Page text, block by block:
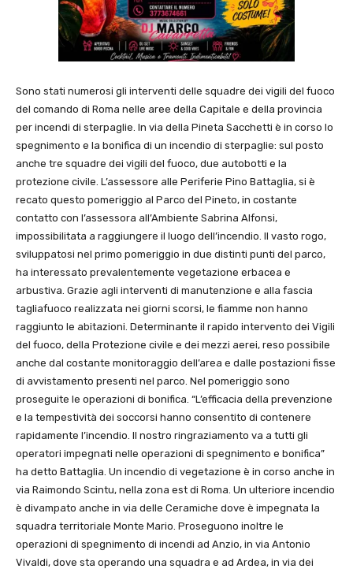
Sono stati numerosi gli interventi delle squadre dei vigili del fuoco
del comando di Roma nelle aree della Capitale e della provincia
per incendi di sterpaglie. In via della Pineta Sacchetti è in corso lo
spegnimento e la bonifica di un incendio di sterpaglie: sul posto
anche tre squadre dei vigili del fuoco, due autobotti e la
protezione civile. L’assessore alle Periferie Pino Battaglia, si è
recato questo pomeriggio al Parco del Pineto, in costante
contatto con l’assessora all’Ambiente Sabrina Alfonsi,
impossibilitata a raggiungere il luogo dell’incendio. Il vasto rogo,
sviluppatosi nel primo pomeriggio in due distinti punti del parco,
ha interessato prevalentemente vegetazione erbacea e
arbustiva. Grazie agli interventi di manutenzione e alla fascia
tagliafuoco realizzata nei giorni scorsi, le fiamme non hanno
raggiunto le abitazioni. Determinante il rapido intervento dei Vigili
del fuoco, della Protezione civile e dei mezzi aerei, reso possibile
anche dal costante monitoraggio dell’area e dalle postazioni fisse
di avvistamento presenti nel parco. Nel pomeriggio sono
proseguite le operazioni di bonifica. “L’efficacia della prevenzione
e la tempestività dei soccorsi hanno consentito di contenere
rapidamente l’incendio. Il nostro ringraziamento va a tutti gli
operatori impegnati nelle operazioni di spegnimento e bonifica”
ha detto Battaglia. Un incendio di vegetazione è in corso anche in
via Raimondo Scintu, nella zona est di Roma. Un ulteriore incendio
è divampato anche in via delle Ceramiche dove è impegnata la
squadra territoriale Monte Mario. Proseguono inoltre le
operazioni di spegnimento di incendi ad Anzio, in via Antonio
Vivaldi, dove sta operando una squadra e ad Ardea, in via dei